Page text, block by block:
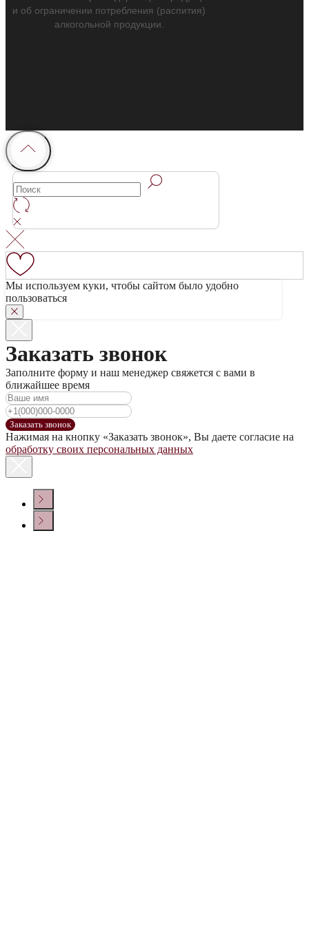
и об ограничении потребления (распития)
алкогольной продукции.
Мы используем куки, чтобы сайтом было удобно
пользоваться
Заказать звонок
Заполните форму и наш менеджер свяжется с вами в
ближайшее время
Заказать звонок
Нажимая на кнопку «Заказать звонок», Вы даете согласие на
обработку своих персональных данных